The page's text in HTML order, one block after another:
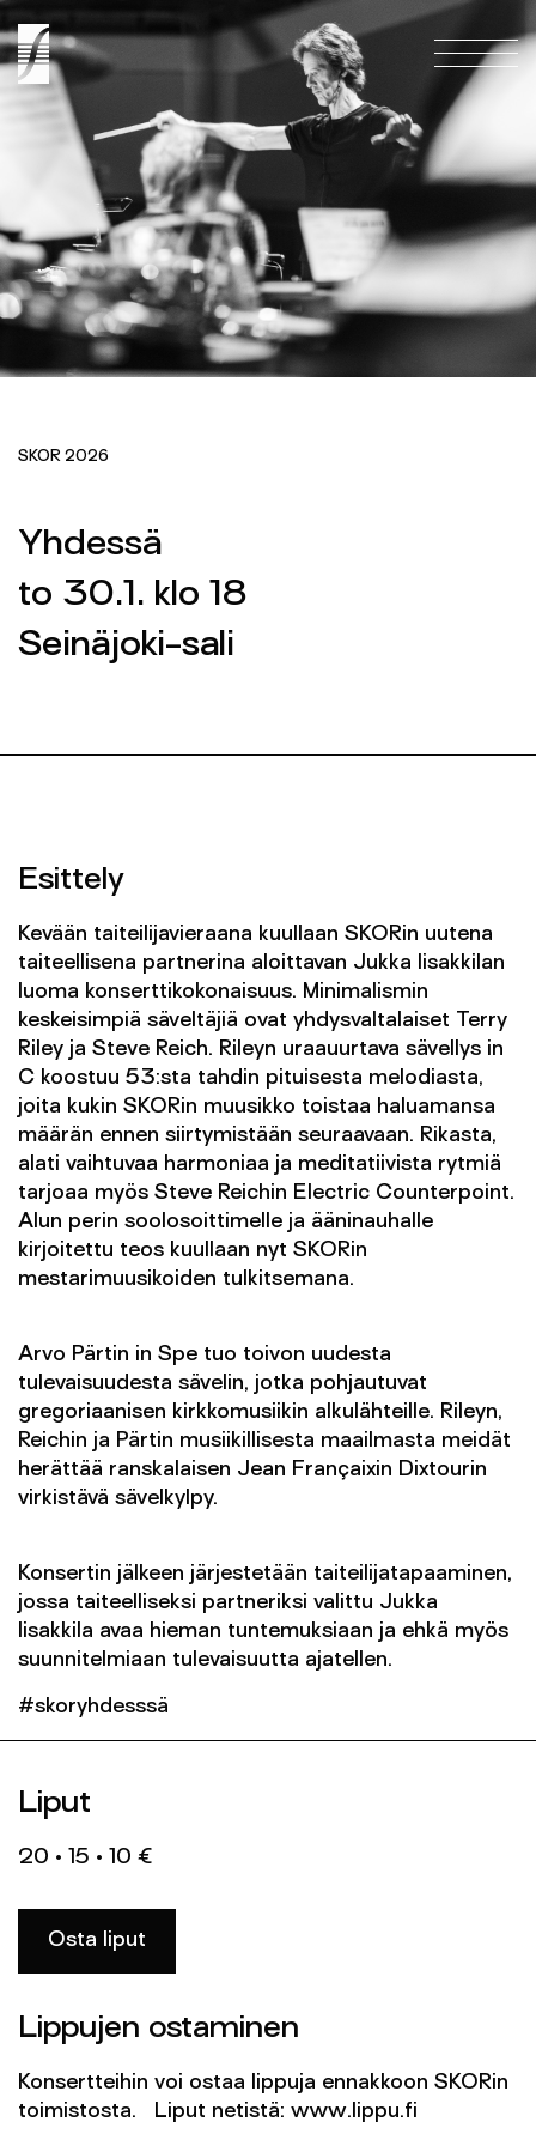
ETUSIVU
KONSERTIT
LIPUNMYYNTI
ORKESTERI
ETUSIVU
KONSERTIT
LIPUNMYYNTI
ORKESTERI
SEINÄJOEN KAUPUNGINORKESTERI 2026 ©
SKOR 2026
Yhdessä
to 30.1. klo 18
Seinäjoki-sali
Esittely
Kevään taiteilijavieraana kuullaan SKORin uutena
taiteellisena partnerina aloittavan Jukka Iisakkilan
luoma konserttikokonaisuus. Minimalismin
keskeisimpiä säveltäjiä ovat yhdysvaltalaiset Terry
Riley ja Steve Reich. Rileyn uraauurtava sävellys in
C koostuu 53:sta tahdin pituisesta melodiasta,
joita kukin SKORin muusikko toistaa haluamansa
määrän ennen siirtymistään seuraavaan. Rikasta,
alati vaihtuvaa harmoniaa ja meditatiivista rytmiä
tarjoaa myös Steve Reichin Electric Counterpoint.
Alun perin soolosoittimelle ja ääninauhalle
kirjoitettu teos kuullaan nyt SKORin
mestarimuusikoiden tulkitsemana.
Arvo Pärtin in Spe tuo toivon uudesta
tulevaisuudesta sävelin, jotka pohjautuvat
gregoriaanisen kirkkomusiikin alkulähteille. Rileyn,
Reichin ja Pärtin musiikillisesta maailmasta meidät
herättää ranskalaisen Jean Françaixin Dixtourin
virkistävä sävelkylpy.
Konsertin jälkeen järjestetään taiteilijatapaaminen,
jossa taiteelliseksi partneriksi valittu Jukka
Iisakkila avaa hieman tuntemuksiaan ja ehkä myös
suunnitelmiaan tulevaisuutta ajatellen.
#skoryhdesssä
Liput
20 • 15 • 10 €
Osta liput
Lippujen ostaminen
Konsertteihin voi ostaa lippuja ennakkoon SKORin
toimistosta. Liput netistä: www.lippu.fi
Konsertit
Lipunmyynti